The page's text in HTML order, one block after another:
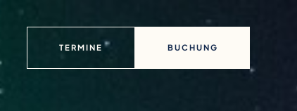
TERMINE BUCHUNG